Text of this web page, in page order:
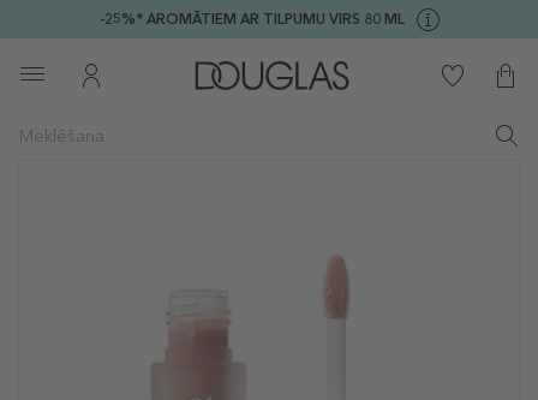
-25%* AROMĀTIEM AR TILPUMU VIRS 80 ML